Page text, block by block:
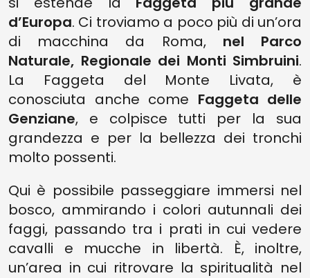
d’Europa. Ci troviamo a poco più di un’ora
di macchina da Roma, nel Parco
Naturale, Regionale dei Monti Simbruini.
La Faggeta del Monte Livata, è
conosciuta anche come Faggeta delle
Genziane, e colpisce tutti per la sua
grandezza e per la bellezza dei tronchi
molto possenti.
Qui è possibile passeggiare immersi nel
bosco, ammirando i colori autunnali dei
faggi, passando tra i prati in cui vedere
cavalli e mucche in libertà. È, inoltre,
un’area in cui ritrovare la spiritualità nel